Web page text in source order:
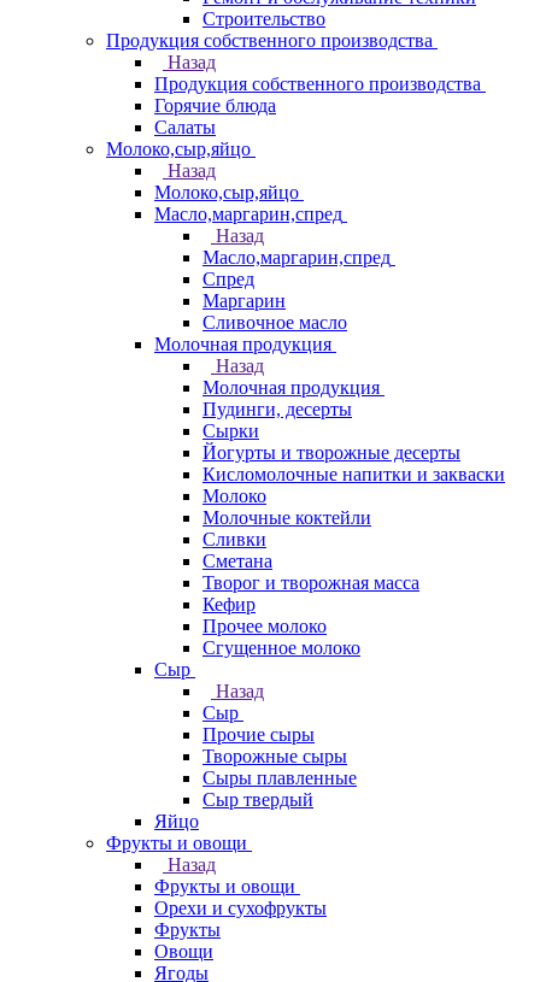
Строительство
Продукция собственного производства
Назад
Продукция собственного производства
Горячие блюда
Салаты
Молоко,сыр,яйцо
Назад
Молоко,сыр,яйцо
Масло,маргарин,спред
Назад
Масло,маргарин,спред
Спред
Маргарин
Сливочное масло
Молочная продукция
Назад
Молочная продукция
Пудинги, десерты
Сырки
Йогурты и творожные десерты
Кисломолочные напитки и закваски
Молоко
Молочные коктейли
Сливки
Сметана
Творог и творожная масса
Кефир
Прочее молоко
Сгущенное молоко
Сыр
Назад
Сыр
Прочие сыры
Творожные сыры
Сыры плавленные
Сыр твердый
Яйцо
Фрукты и овощи
Назад
Фрукты и овощи
Орехи и сухофрукты
Фрукты
Овощи
Ягоды